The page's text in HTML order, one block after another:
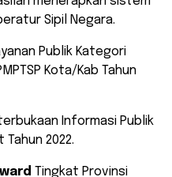
Sipil Negara.
Publik Kategori
Kota/Kab Tahun
Informasi Publik
2022.
Tingkat Provinsi